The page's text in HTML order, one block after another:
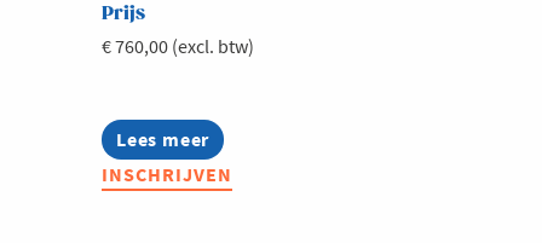
Prijs
€ 760,00 (excl. btw)
Lees meer
about
Netwerk
HR
INSCHRIJVEN